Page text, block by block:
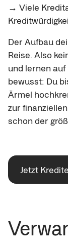
→ Viele
Der Aufbau
Reise. Also
und lernen auf
bewusst: Du
Ärmel
zur
schon der
Jetzt